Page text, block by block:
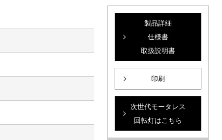
製品詳細
仕様書
取扱説明書
印刷
次世代モータレス
回転灯はこちら